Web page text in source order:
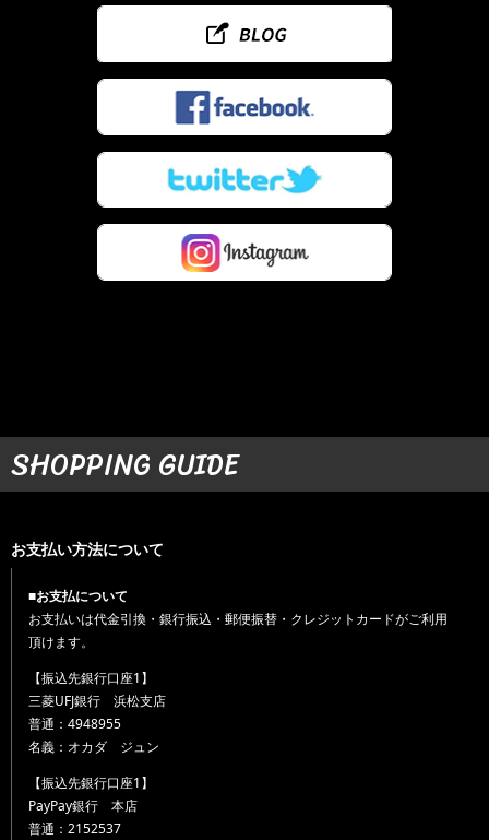
SHOPPING GUIDE
お支払い方法について
■お支払について
お支払いは代金引換・銀行振込・郵便振替・クレジットカードがご利用
頂けます。
【振込先銀行口座1】
三菱UFJ銀行 浜松支店
普通：4948955
名義：オカダ ジュン
【振込先銀行口座1】
PayPay銀行 本店
普通：2152537